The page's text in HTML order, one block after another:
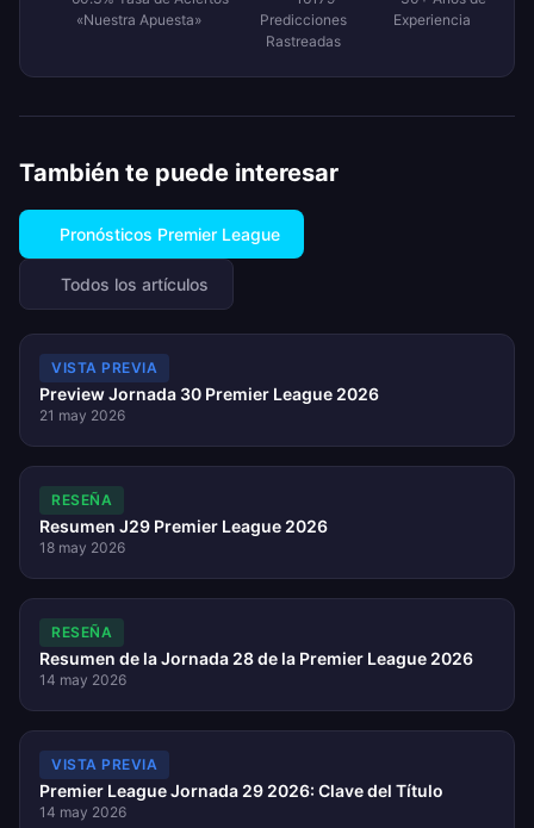
«Nuestra Apuesta»
Predicciones
Rastreadas
Experiencia
También te puede interesar
Pronósticos Premier League
Todos los artículos
VISTA PREVIA
Preview Jornada 30 Premier League 2026
21 may 2026
RESEÑA
Resumen J29 Premier League 2026
18 may 2026
RESEÑA
Resumen de la Jornada 28 de la Premier League 2026
14 may 2026
VISTA PREVIA
Premier League Jornada 29 2026: Clave del Título
14 may 2026